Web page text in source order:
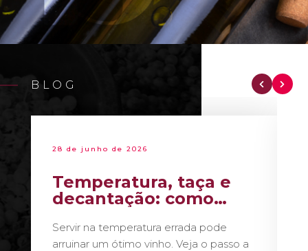
BLOG
28 de junho de 2026
Temperatura, taça e
decantação: como
sommelier
Servir na temperatura errada pode
arruinar um ótimo vinho. Veja o passo a